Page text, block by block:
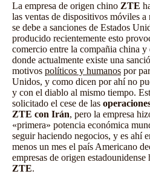
La empresa de origen chino ZTE
las ventas de dispositivos móviles
se debe a sanciones de Estados
producido recientemente esto
comercio entre la compañia china y
donde actualmente existe una
motivos políticos y humanos por
Unidos, y como dicen por ahí no
y con el diablo al mismo tiempo.
solicitado el cese de las
ZTE con Irán, pero la empresa
«primera» potencia económica
seguir haciendo negocios, y es ahí
menos un mes el país Americano
empresas de origen estadounidense
ZTE.